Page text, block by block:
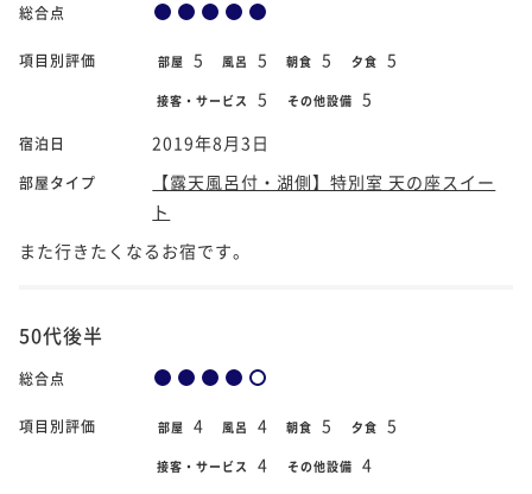
総合点
項目別評価 部屋 5 風呂 5 朝食 5 夕食 5
接客・サービス 5 その他設備 5
宿泊日 2019年8月3日
部屋タイプ
【露天風呂付・湖側】特別室 天の座スイー
ト
また行きたくなるお宿です。
50代後半
総合点
項目別評価 部屋 4 風呂 4 朝食 5 夕食 5
接客・サービス 4 その他設備 4